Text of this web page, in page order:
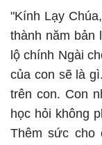
"Kính Lạy
thành năm bản
lộ chính Ngài
của con sẽ là
trên con. Con
học hỏi không
Thêm sức cho